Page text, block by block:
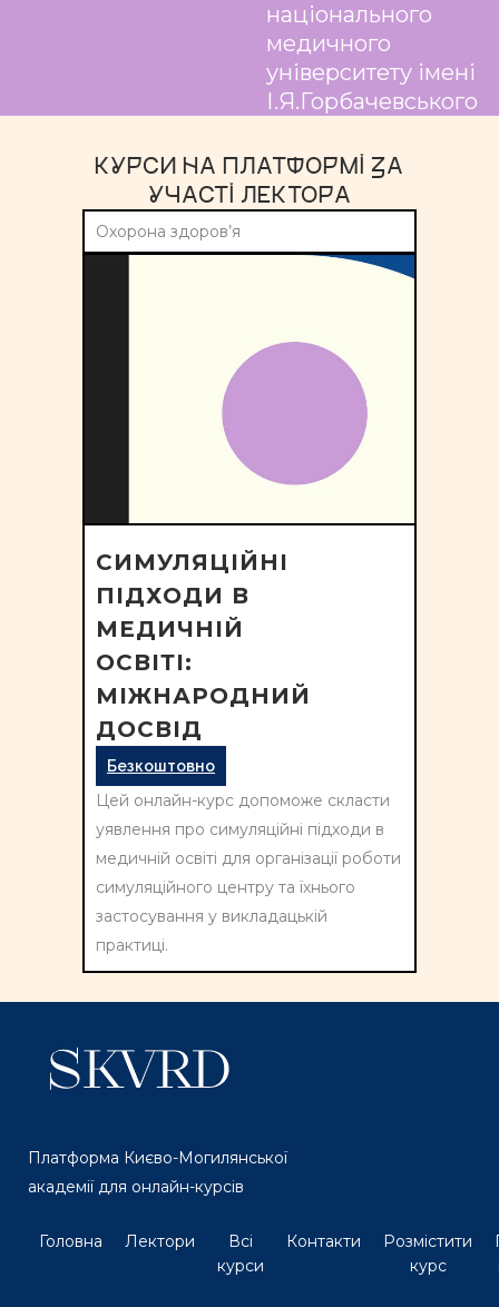
національного
медичного
університету імені
І.Я.Горбачевського
КУРСИ НА ПЛАТФОРМІ ЗА
УЧАСТІ ЛЕКТОРА
Охорона здоров’я
СИМУЛЯЦІЙНІ
ПІДХОДИ В
МЕДИЧНІЙ
ОСВІТІ:
МІЖНАРОДНИЙ
ДОСВІД
Безкоштовно
Цей онлайн-курс допоможе скласти
уявлення про симуляційні підходи в
медичній освіті для організації роботи
симуляційного центру та їхнього
застосування у викладацькій
практиці.
Платформа Києво-Могилянської
академії для онлайн-курсів
Головна Лектори
Всі
курси
Контакти
Розмістити
курс